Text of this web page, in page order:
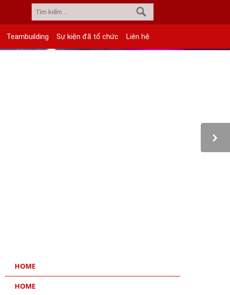
Teambuilding Sự kiện đã tổ chức Liên hệ
HOME
HOME